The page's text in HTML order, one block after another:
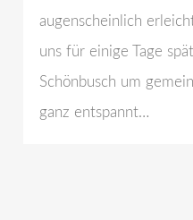
augenscheinlich
uns für einige Tage
Schönbusch um
ganz entspannt…